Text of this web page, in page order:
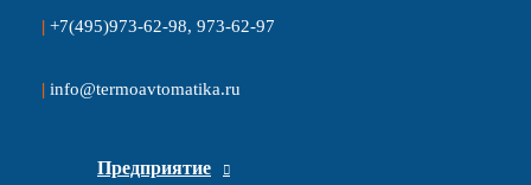
| +7(495)973-62-98, 973-62-97
| info@termoavtomatika.ru
Предприятие